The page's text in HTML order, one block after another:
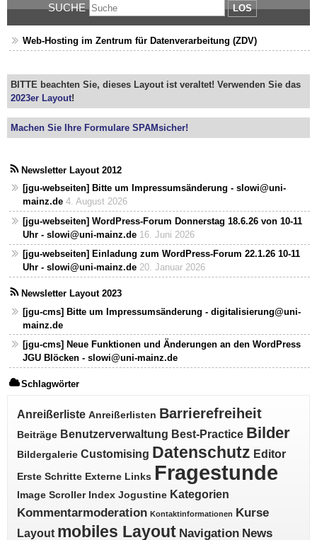
SUCHE LOS
Web-Hosting im Zentrum für Datenverarbeitung (ZDV)
BITTE beachten Sie, dieses Layout ist veraltet! Verwenden Sie das
2023er Layout!
Machen Sie Ihre Formulare SPAMsicher!
Newsletter Layout 2012
[jgu-webseiten] Bitte um Impressumsänderung - slowi@uni-
mainz.de 4. August 2026
[jgu-webseiten] WordPress-Forum Donnerstag 18.6.26 von 10-11
Uhr - slowi@uni-mainz.de 16. Juni 2026
[jgu-webseiten] Einladung zum WordPress-Forum 22.1.26 10-11
Uhr - slowi@uni-mainz.de 20. Januar 2026
Newsletter Layout 2023
[jgu-cms] Bitte um Impressumsänderung - digitalisierung@uni-
mainz.de
[jgu-cms] Neue Funktionen und Änderungen an den WordPress
JGU Blöcken - slowi@uni-mainz.de
Schlagwörter
Anreißerliste Anreißerlisten Barrierefreiheit
Beiträge Benutzerverwaltung Best-Practice Bilder
Bildergalerie Customising Datenschutz Editor
Erste Schritte Externe Links Fragestunde
Image Scroller Index Jogustine Kategorien
Kommentarmoderation Kontaktinformationen Kurse
Layout mobiles Layout Navigation News